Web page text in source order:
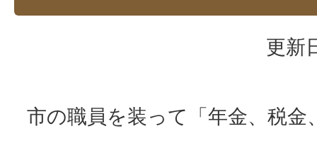
更新
市の職員を装って「年金、税金